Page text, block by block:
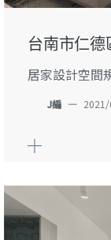
台南市仁
居家設計空間
J編 —